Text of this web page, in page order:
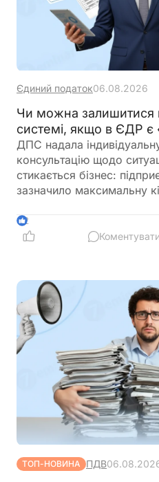
Єдиний податок06.08.2026
Чи можна залишитися
системі, якщо в ЄДР
ДПС надала
консультацію щодо
стикається бізнес:
зазначило максимальну
для платників єдиного
отримало лист від ДПС.
коди
2
Коментувати
ТОП-НОВИНА ПДВ